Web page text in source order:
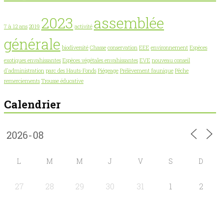
7 à 12 ans 2019 2023 activité assemblée
générale biodiversité Chasse conservation EEE environnement Espèces
exotiques envahissantes Espèces végétales envahissantes EVE nouveau conseil
d'administration parc des Hauts-Fonds Piégeage Prélèvement faunique Pêche
remerciements Trousse éducative
Calendrier
L M M J V S D
27 28 29 30 31 1 2